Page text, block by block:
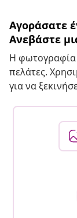
Αγοράσατε
Ανεβάστε
Η φωτογραφία
πελάτες.
για να